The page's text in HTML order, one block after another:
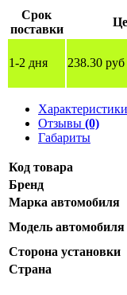
Срок
поставки
1-2 дня 238.30 руб
Отзывы (0)
Габариты
Код товара
Бренд
Марка автомобиля
Модель автомобиля
Сторона установки
Страна